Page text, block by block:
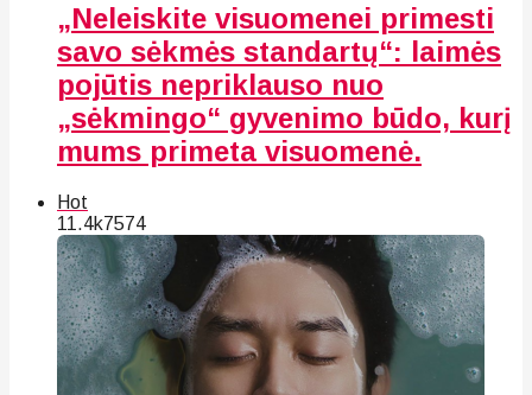
„Neleiskite visuomenei primesti
savo sėkmės standartų“: laimės
pojūtis nepriklauso nuo
„sėkmingo“ gyvenimo būdo, kurį
mums primeta visuomenė.
Hot
11.4k7574